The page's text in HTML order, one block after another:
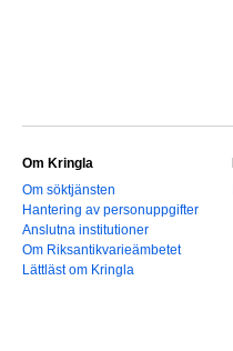
Om Kringla
Om söktjänsten
Hantering av personuppgifter
Anslutna institutioner
Om Riksantikvarieämbetet
Lättläst om Kringla